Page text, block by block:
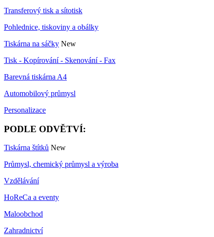
Transferový tisk a sítotisk
Pohlednice, tiskoviny a obálky
Tiskárna na sáčky New
Tisk - Kopírování - Skenování - Fax
Barevná tiskárna A4
Automobilový průmysl
Personalizace
PODLE ODVĚTVÍ:
Tiskárna štítků New
Průmysl, chemický průmysl a výroba
Vzdělávání
HoReCa a eventy
Maloobchod
Zahradnictví